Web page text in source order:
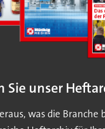
Sie unser
was die Branche